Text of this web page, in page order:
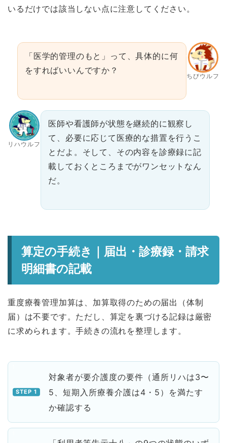
いるだけでは該当しない点に注意してください。
ちびウルフ
「医学的管理のもと」って、具体的に何
をすればいいんですか？
リハウルフ
医師や看護師が状態を継続的に観察し
て、必要に応じて医療的な措置を行うこ
とだよ。そして、その内容を診療録に記
載しておくところまでがワンセットなん
だ。
算定の手続き｜届出・診療録・請求
明細書の記載
重度療養管理加算は、加算取得のための届出（体制
届）は不要です。ただし、算定を裏づける記録は厳密
に求められます。手続きの流れを整理します。
対象者が要介護度の要件（通所リハは3〜
5、短期入所療養介護は4・5）を満たす
か確認する